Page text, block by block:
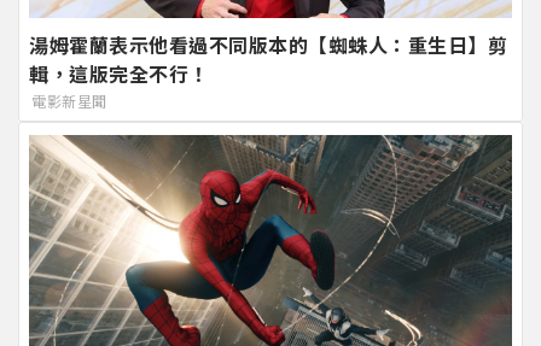
湯姆霍蘭表示他看過不同版本的【蜘蛛人：重生日】剪
輯，這版完全不行！
電影新星聞